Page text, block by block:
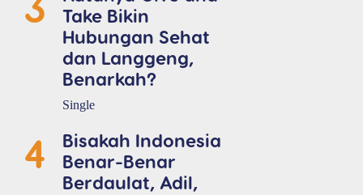
Take Bikin
Hubungan Sehat
dan Langgeng,
Benarkah?
Single
4
Bisakah Indonesia
Benar-Benar
Berdaulat, Adil,